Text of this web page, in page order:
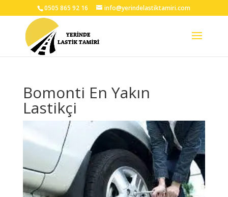
0505 865 92 16 info@yerindelastiktamiri.com
Bomonti En Yakın
Lastikçi